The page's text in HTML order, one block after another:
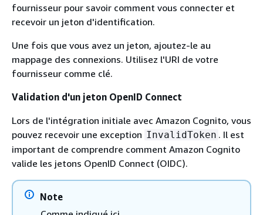
fournisseur pour savoir comment vous connecter et
recevoir un jeton d'identification.
Une fois que vous avez un jeton, ajoutez-le au
mappage des connexions. Utilisez l'URI de votre
fournisseur comme clé.
Validation d'un jeton OpenID Connect
Lors de l'intégration initiale avec Amazon Cognito, vous
pouvez recevoir une exception InvalidToken . Il est
important de comprendre comment Amazon Cognito
valide les jetons OpenID Connect (OIDC).
Note